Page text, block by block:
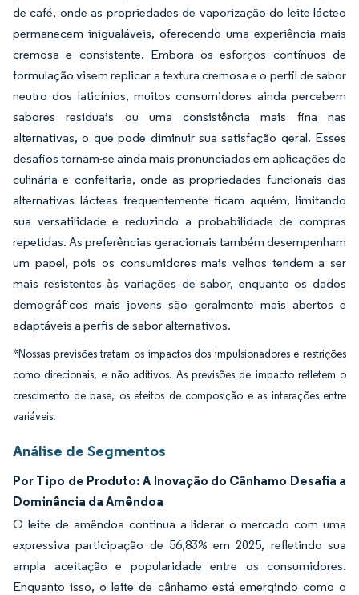
de café, onde as propriedades de vaporização do leite lácteo
permanecem inigualáveis, oferecendo uma experiência mais
cremosa e consistente. Embora os esforços contínuos de
formulação visem replicar a textura cremosa e o perfil de sabor
neutro dos laticínios, muitos consumidores ainda percebem
sabores residuais ou uma consistência mais fina nas
alternativas, o que pode diminuir sua satisfação geral. Esses
desafios tornam-se ainda mais pronunciados em aplicações de
culinária e confeitaria, onde as propriedades funcionais das
alternativas lácteas frequentemente ficam aquém, limitando
sua versatilidade e reduzindo a probabilidade de compras
repetidas. As preferências geracionais também desempenham
um papel, pois os consumidores mais velhos tendem a ser
mais resistentes às variações de sabor, enquanto os dados
demográficos mais jovens são geralmente mais abertos e
adaptáveis a perfis de sabor alternativos.
*Nossas previsões tratam os impactos dos impulsionadores e restrições
como direcionais, e não aditivos. As previsões de impacto refletem o
crescimento de base, os efeitos de composição e as interações entre
variáveis.
Análise de Segmentos
Por Tipo de Produto: A Inovação do Cânhamo Desafia a
Dominância da Amêndoa
O leite de amêndoa continua a liderar o mercado com uma
expressiva participação de 56,83% em 2025, refletindo sua
ampla aceitação e popularidade entre os consumidores.
Enquanto isso, o leite de cânhamo está emergindo como o